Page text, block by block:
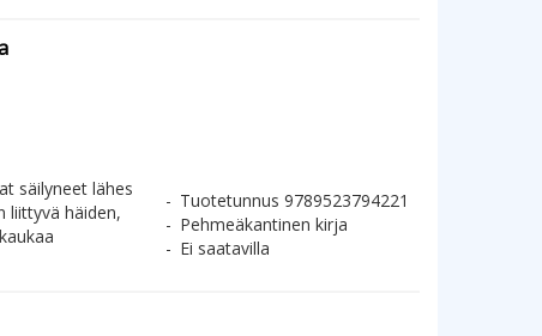
säilyneet lähes
liittyvä häiden,
Tuotetunnus 9789523794221
Pehmeäkantinen kirja
Ei saatavilla